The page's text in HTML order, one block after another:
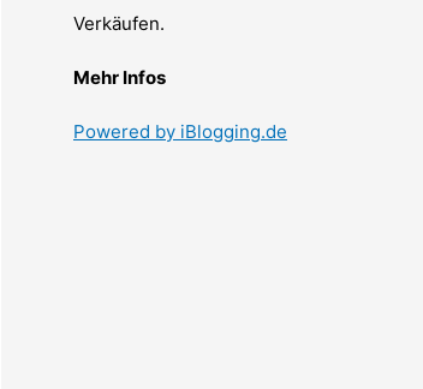
Verkäufen.
Mehr Infos
Powered by iBlogging.de